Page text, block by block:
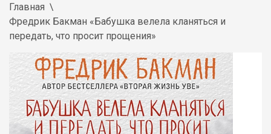
Главная
Фредрик Бакман «Бабушка велела кланяться и
передать, что просит прощения»